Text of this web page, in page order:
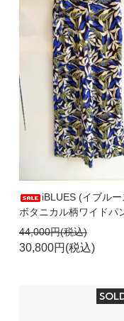
iBLUES (イブルー
ボタニカル柄ワイドパ
44,000円(税込)
30,800円(税込)